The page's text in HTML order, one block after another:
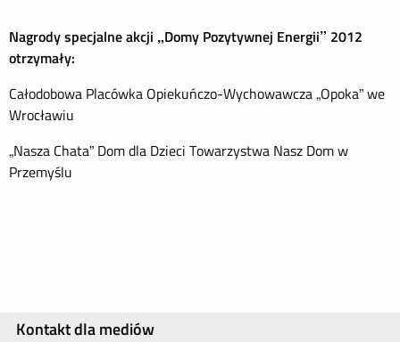
Nagrody specjalne akcji „Domy Pozytywnej Energii” 2012
otrzymały:
Całodobowa Placówka Opiekuńczo-Wychowawcza „Opoka” we
Wrocławiu
„Nasza Chata” Dom dla Dzieci Towarzystwa Nasz Dom w
Przemyślu
Kontakt dla mediów